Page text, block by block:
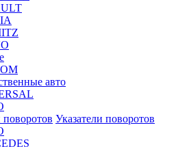
авто
Указатели поворотов